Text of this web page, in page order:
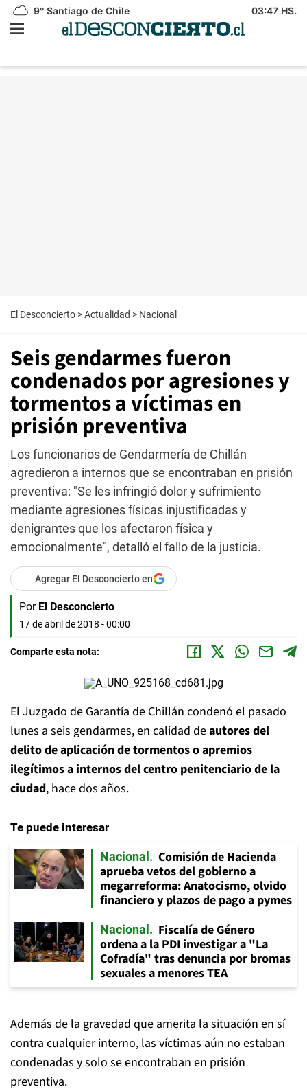
9° Santiago de Chile 03:47 HS.
El Desconcierto >Actualidad > Nacional
Seis gendarmes fueron
condenados por agresiones y
tormentos a víctimas en
prisión preventiva
Los funcionarios de Gendarmería de Chillán
agredieron a internos que se encontraban en prisión
preventiva: "Se les infringió dolor y sufrimiento
mediante agresiones físicas injustificadas y
denigrantes que los afectaron física y
emocionalmente", detalló el fallo de la justicia.
Agregar El Desconcierto en
Por El Desconcierto
17 de abril de 2018 - 00:00
Comparte esta nota:
El Juzgado de Garantía de Chillán condenó el pasado
lunes a seis gendarmes, en calidad deautores del
delito de aplicación de tormentos o apremios
ilegítimos a internos del centro penitenciario de la
ciudad, hace dos años.
Te puede interesar
Nacional
Comisión de Hacienda
aprueba vetos del gobierno a
megarreforma: Anatocismo, olvido
financiero y plazos de pago a pymes
Nacional
Fiscalía de Género
ordena a la PDI investigar a "La
Cofradía" tras denuncia por bromas
sexuales a menores TEA
Además de la gravedad que amerita la situación en sí
contra cualquier interno, las víctimas aún no estaban
condenadas y solo se encontraban en prisión
preventiva.